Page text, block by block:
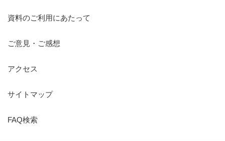
資料のご利用にあたって
ご意見・ご感想
アクセス
サイトマップ
FAQ検索